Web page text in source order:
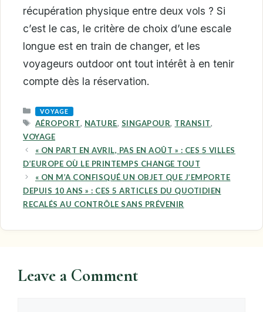
récupération physique entre deux vols ? Si
c’est le cas, le critère de choix d’une escale
longue est en train de changer, et les
voyageurs outdoor ont tout intérêt à en tenir
compte dès la réservation.
CATEGORIES
VOYAGE
TAGS
AÉROPORT, NATURE, SINGAPOUR, TRANSIT,
VOYAGE
« ON PART EN AVRIL, PAS EN AOÛT » : CES 5 VILLES
D’EUROPE OÙ LE PRINTEMPS CHANGE TOUT
« ON M’A CONFISQUÉ UN OBJET QUE J’EMPORTE
DEPUIS 10 ANS » : CES 5 ARTICLES DU QUOTIDIEN
RECALÉS AU CONTRÔLE SANS PRÉVENIR
Leave a Comment